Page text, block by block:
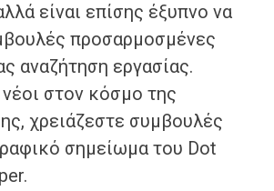
είναι επίσης έξυπνο να
προσαρμοσμένες
αναζήτηση εργασίας.
στον κόσμο της
χρειάζεστε συμβουλές
σημείωμα του Dot